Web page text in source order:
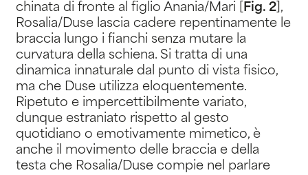
chinata di fronte al figlio Anania/Mari [ Fig. 2],
Rosalia/Duse lascia cadere repentinamente le
braccia lungo i fianchi senza mutare la
curvatura della schiena. Si tratta di una
dinamica innaturale dal punto di vista fisico,
ma che Duse utilizza eloquentemente.
Ripetuto e impercettibilmente variato,
dunque estraniato rispetto al gesto
quotidiano o emotivamente mimetico, è
anche il movimento delle braccia e della
testa che Rosalia/Duse compie nel parlare